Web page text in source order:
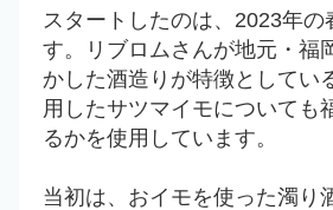
スタートしたのは、2023年の
す。リブロムさんが地元・福
かした酒造りが特徴としてい
用したサツマイモについても
るかを使用しています。
当初は、おイモを使った濁り